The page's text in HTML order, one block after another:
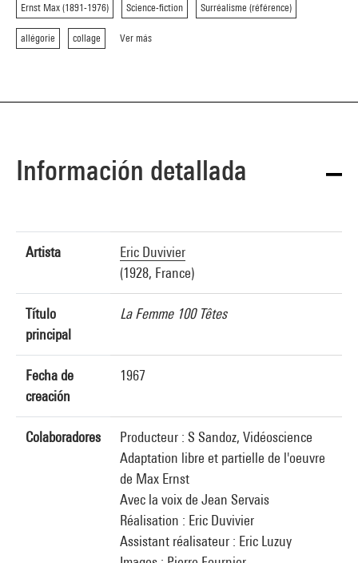
Ernst Max (1891-1976) Science-fiction Surréalisme (référence)
allégorie collage Ver más
Información detallada
Artista
Eric Duvivier
(1928, France)
Título
principal
La Femme 100 Têtes
Fecha de
creación
1967
Colaboradores
Producteur : S Sandoz, Vidéoscience
Adaptation libre et partielle de l'oeuvre
de Max Ernst
Avec la voix de Jean Servais
Réalisation : Eric Duvivier
Assistant réalisateur : Eric Luzuy